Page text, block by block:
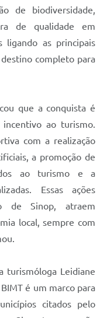
de biodiversidade,
de qualidade em
ligando as principais
completo para
que a conquista é
ao turismo.
com a realização
a promoção de
ao turismo e a
Essas ações
de Sinop, atraem
local, sempre com
turismóloga Leidiane
é um marco para
citados pelo